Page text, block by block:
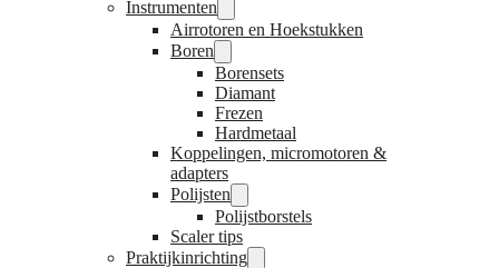
Instrumenten
Airrotoren en Hoekstukken
Boren
Borensets
Diamant
Frezen
Hardmetaal
Koppelingen, micromotoren &
adapters
Polijsten
Polijstborstels
Scaler tips
Praktijkinrichting